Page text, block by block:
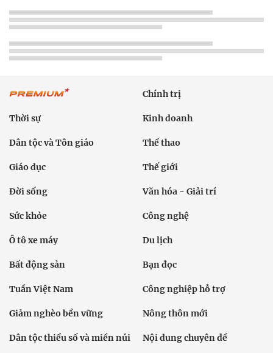
Chính trị
Thời sự Kinh doanh
Dân tộc và Tôn giáo Thể thao
Giáo dục Thế giới
Đời sống Văn hóa - Giải trí
Sức khỏe Công nghệ
Ô tô xe máy Du lịch
Bất động sản Bạn đọc
Tuần Việt Nam Công nghiệp hỗ trợ
Giảm nghèo bền vững Nông thôn mới
Dân tộc thiểu số và miền núi Nội dung chuyên đề